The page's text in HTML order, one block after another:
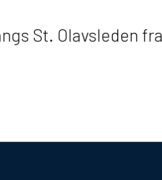
St. Olavsleden fra